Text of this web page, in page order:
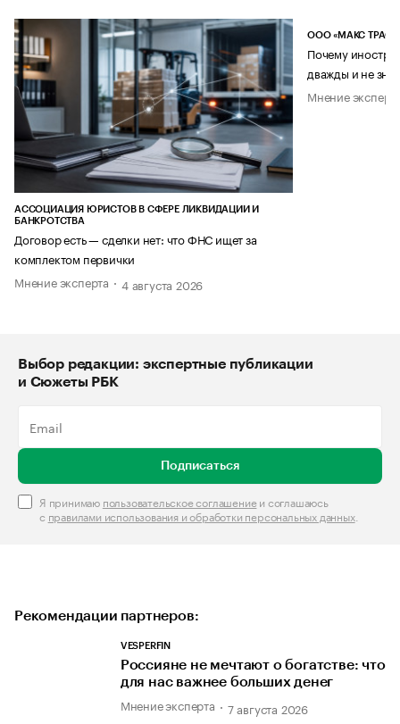
АССОЦИАЦИЯ ЮРИСТОВ В СФЕРЕ ЛИКВИДАЦИИ И
БАНКРОТСТВА
Договор есть — сделки нет: что ФНС ищет за
комплектом первички
Мнение эксперта
4 августа 2026
ООО «МАКС ТРАСТ»
Почему
дважды и не
Мнение
Выбор редакции: экспертные публикации
и Сюжеты РБК
Подписаться
Я принимаю пользовательское соглашениеи соглашаюсь
с правилами использования и обработки персональных данных.
Рекомендации партнеров:
VESPERFIN
Россияне не мечтают о богатстве: что
для нас важнее больших денег
Мнение эксперта 7 августа 2026